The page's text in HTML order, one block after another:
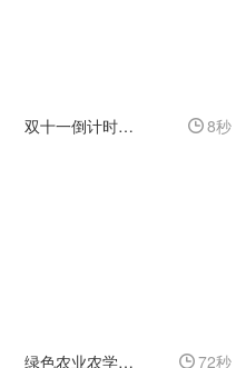
双十一倒计时宣传促销动态海报 8秒
绿色农业农学或乡村发展等主题的幻灯片展示 72秒